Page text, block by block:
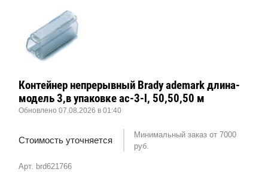
Арт. brd621766
Контейнер непрерывный Brady ademark длина-
модель 3,в упаковке ac-3-l, 50,50,50 м
Обновлено 07.08.2026 в 01:40
Стоимость уточняется
Минимальный заказ от 7000
руб.